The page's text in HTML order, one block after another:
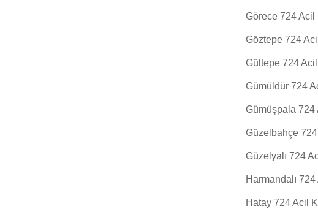
Görece 724
Göztepe 724
Gültepe 724
Gümüldür 724
Gümüşpala 724
Güzelbahçe
Güzelyalı 724
Harmandalı
Hatay 724 Acil